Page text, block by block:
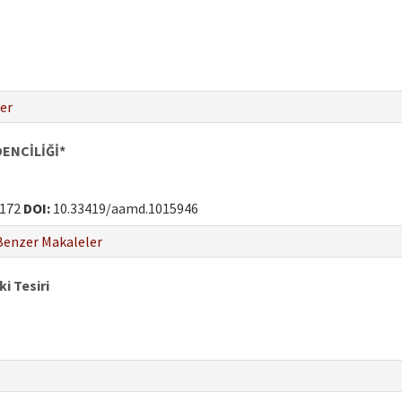
DOI: 10.33419/aamd.1015946
Makaleler
Tesiri